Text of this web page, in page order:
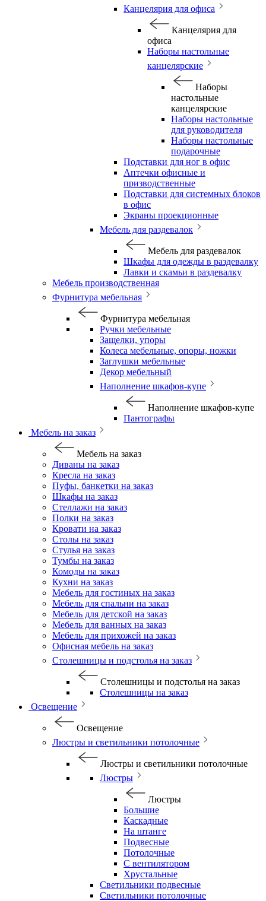
Канцелярия для офиса
Канцелярия для
офиса
Наборы настольные
канцелярские
Наборы
настольные
канцелярские
Наборы настольные
для руководителя
Наборы настольные
подарочные
Подставки для ног в офис
Аптечки офисные и
призводственные
Подставки для системных блоков
в офис
Экраны проекционные
Мебель для раздевалок
Мебель для раздевалок
Шкафы для одежды в раздевалку
Лавки и скамьи в раздевалку
Мебель производственная
Фурнитура мебельная
Фурнитура мебельная
Ручки мебельные
Защелки, упоры
Колеса мебельные, опоры, ножки
Заглушки мебельные
Декор мебельный
Наполнение шкафов-купе
Наполнение шкафов-купе
Пантографы
Мебель на заказ
Мебель на заказ
Диваны на заказ
Кресла на заказ
Пуфы, банкетки на заказ
Шкафы на заказ
Стеллажи на заказ
Полки на заказ
Кровати на заказ
Столы на заказ
Стулья на заказ
Тумбы на заказ
Комоды на заказ
Кухни на заказ
Мебель для гостиных на заказ
Мебель для спальни на заказ
Мебель для детской на заказ
Мебель для ванных на заказ
Мебель для прихожей на заказ
Офисная мебель на заказ
Столешницы и подстолья на заказ
Столешницы и подстолья на заказ
Столешницы на заказ
Освещение
Освещение
Люстры и светильники потолочные
Люстры и светильники потолочные
Люстры
Люстры
Большие
Каскадные
На штанге
Подвесные
Потолочные
С вентилятором
Хрустальные
Светильники подвесные
Светильники потолочные